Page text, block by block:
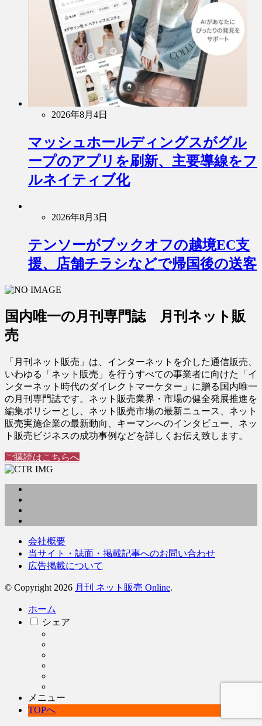
2026年8月4日
マッシュホールディングスがグル
ープのアプリを刷新、主要導線をフ
ルネイティブ化
2026年8月3日
テンソーがブックオフの越境EC支
援、店舗チラシなどで帰国後の送客
国内唯一の月刊専門誌 月刊ネット販
売
「月刊ネット販売」は、インターネットを介した通信販売、
いわゆる「ネット販売」を行うすべての事業者に向けた「イ
ンターネット時代のダイレクトマーケター」に贈る国内唯一
の月刊専門誌です。ネット販売業界・市場の健全発展推進を
編集ポリシーとし、ネット販売市場の最新ニュース、ネット
販売実施企業の最新動向、キーマンへのインタビュー、ネッ
ト販売ビジネスの成功事例などを詳しくお伝え致します。
ご購読はこちらへ
会社概要
当サイト・誌面・掲載記事へのお問い合わせ
広告掲載について
© Copyright 2026 月刊 ネット販売 Online.
ホーム
シェア
メニュー
TOPへ